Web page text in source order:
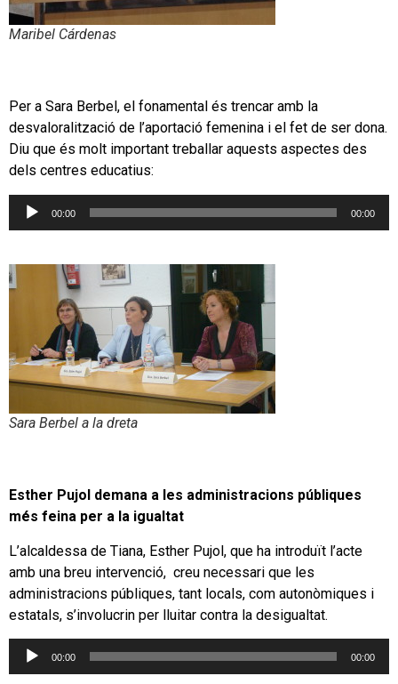
Maribel Cárdenas
Per a Sara Berbel, el fonamental és trencar amb la
desvaloralització de l’aportació femenina i el fet de ser dona.
Diu que és molt important treballar aquests aspectes des
dels centres educatius:
Reproductor
00:00 00:00
Sara Berbel a la dreta
Esther Pujol demana a les administracions públiques
més feina per a la igualtat
L’alcaldessa de Tiana, Esther Pujol, que ha introduït l’acte
amb una breu intervenció, creu necessari que les
administracions públiques, tant locals, com autonòmiques i
estatals, s’involucrin per lluitar contra la desigualtat.
Reproductor
00:00 00:00